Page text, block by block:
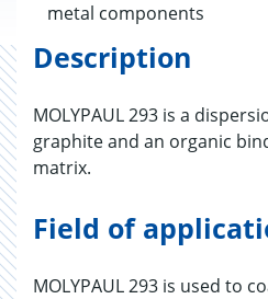
metal components
Description
MOLYPAUL 293 is a
graphite and an organic
matrix.
Field of
MOLYPAUL 293 is used to